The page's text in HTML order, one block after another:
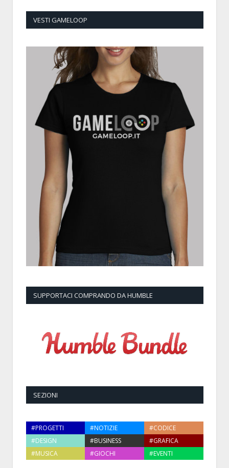
VESTI GAMELOOP
SUPPORTACI COMPRANDO DA HUMBLE
SEZIONI
#PROGETTI #NOTIZIE
#CODICE
#DESIGN
#BUSINESS
#GRAFICA
#MUSICA
#GIOCHI #EVENTI